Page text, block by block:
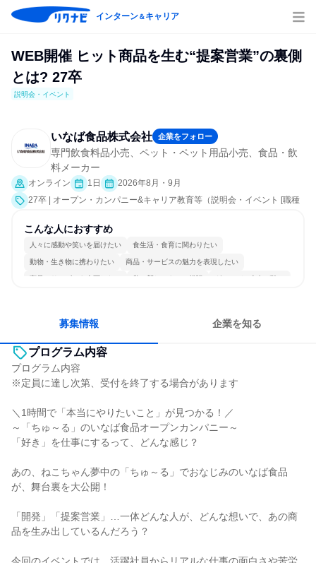
インターン＆キャリア
WEB開催 ヒット商品を生む“提案営業”の裏側
とは? 27卒
説明会・イベント
いなば食品株式会社 企業をフォロー
専門飲食料品小売、ペット・ペット用品小売、食品・飲
料メーカー
オンライン 1日
2026年8月・9月
27卒 | オープン・カンパニー&キャリア教育等（説明会・イベント [職種
こんな人におすすめ
人々に感動や笑いを届けたい 食生活・食育に関わりたい
動物・生き物に携わりたい 商品・サービスの魅力を表現したい
商品・サービスを企画したい 常に新しいものに挑戦 グローバル志向が強い
募集情報 企業を知る
プログラム内容
プログラム内容
※定員に達し次第、受付を終了する場合があります
＼1時間で「本当にやりたいこと」が見つかる！／
～「ちゅ～る」のいなば食品オープンカンパニー～
「好き」を仕事にするって、どんな感じ？
あの、ねこちゃん夢中の「ちゅ～る」でおなじみのいなば食品
が、舞台裏を大公開！
「開発」「提案営業」…一体どんな人が、どんな想いで、あの商
品を生み出しているんだろう？